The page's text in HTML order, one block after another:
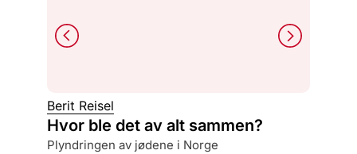
Berit Reisel
Hvor ble det av alt sammen?
plyndringen av jødene i Norge